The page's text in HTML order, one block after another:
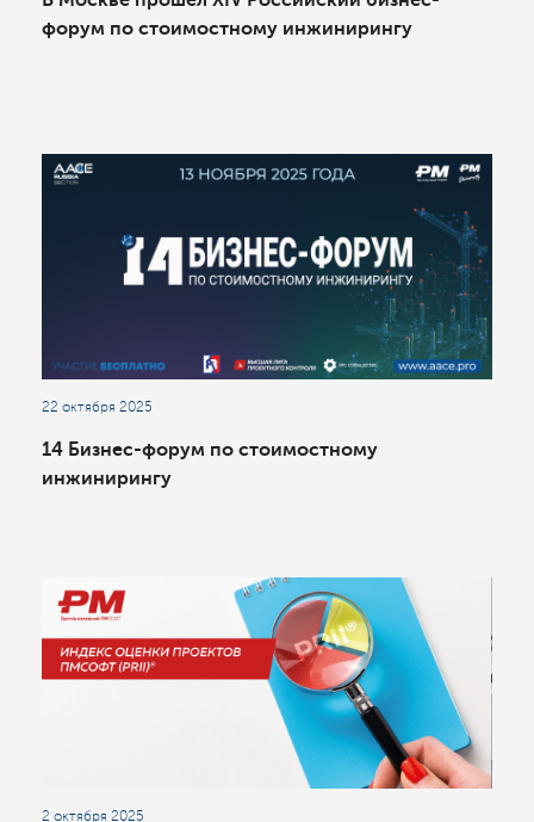
форум по стоимостному инжинирингу
22 октября 2025
14 Бизнес-форум по стоимостному
инжинирингу
2 октября 2025